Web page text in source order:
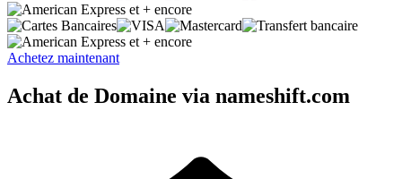
et + encore
et + encore
Achetez maintenant
Achat de Domaine via nameshift.com